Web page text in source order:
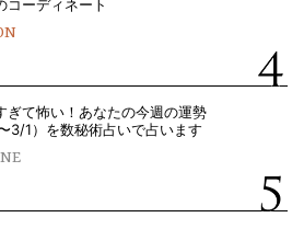
コーディネート
ぎて怖い！あなたの今週の運勢
3/1）を数秘術占いで占います